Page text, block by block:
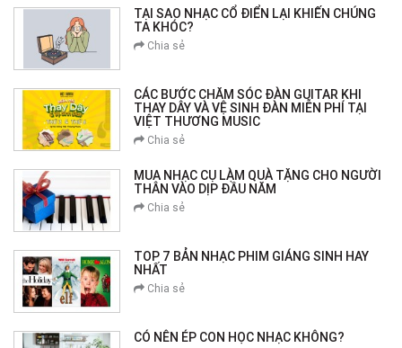
TẠI SAO NHẠC CỔ ĐIỂN LẠI KHIẾN CHÚNG
TA KHÓC?
Chia sẻ
CÁC BƯỚC CHĂM SÓC ĐÀN GUITAR KHI
THAY DÂY VÀ VỆ SINH ĐÀN MIỄN PHÍ TẠI
VIỆT THƯƠNG MUSIC
Chia sẻ
MUA NHẠC CỤ LÀM QUÀ TẶNG CHO NGƯỜI
THÂN VÀO DỊP ĐẦU NĂM
Chia sẻ
TOP 7 BẢN NHẠC PHIM GIÁNG SINH HAY
NHẤT
Chia sẻ
CÓ NÊN ÉP CON HỌC NHẠC KHÔNG?